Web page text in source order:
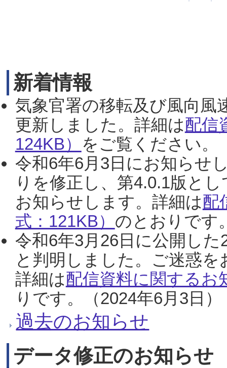
新着情報
気象官署の移転及び風向風
更新しました。詳細は配信
124KB） をご覧ください。
令和6年6月3日にお知らせ
りを修正し、第4.0.1版と
お知らせします。詳細は配
式：121KB） のとおりです
令和6年3月26日に公開し
と判明しました。ご迷惑
詳細は配信資料に関するお
りです。（2024年6月3日）
過去のお知らせ
データ修正のお知らせ